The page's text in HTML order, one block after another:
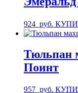
924 руб.
Тюльпан
Поинт
957 руб.